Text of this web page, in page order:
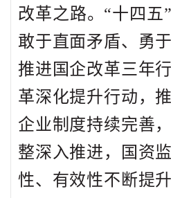
改革之路。“十四五
敢于直面矛盾、勇
推进国企改革三年
革深化提升行动，
企业制度持续完善
整深入推进，国资
性、有效性不断提